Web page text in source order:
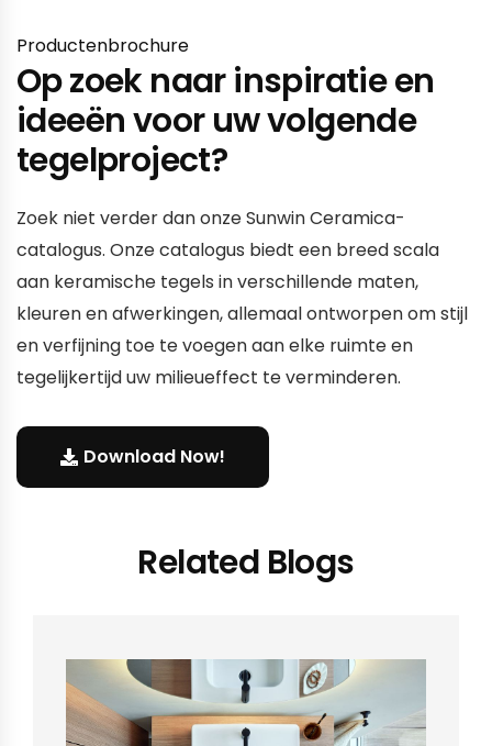
Productenbrochure
Op zoek naar inspiratie en
ideeën voor uw volgende
tegelproject?
Zoek niet verder dan onze Sunwin Ceramica-
catalogus. Onze catalogus biedt een breed scala
aan keramische tegels in verschillende maten,
kleuren en afwerkingen, allemaal ontworpen om stijl
en verfijning toe te voegen aan elke ruimte en
tegelijkertijd uw milieueffect te verminderen.
Download Now!
Related Blogs